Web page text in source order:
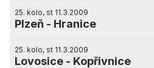
25. kolo, st 11.3.2009
Plzeň - Hranice
25. kolo, st 11.3.2009
Lovosice - Kopřivnice